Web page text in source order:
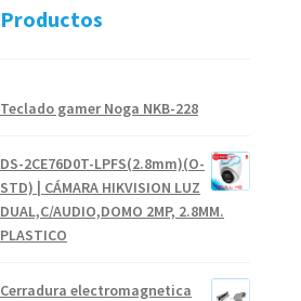
Productos
Teclado gamer Noga NKB-228
DS-2CE76D0T-LPFS(2.8mm)(O-
STD) | CÁMARA HIKVISION LUZ
DUAL,C/AUDIO,DOMO 2MP, 2.8MM.
PLASTICO
Cerradura electromagnetica